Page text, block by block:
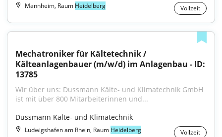
Mannheim, Raum Heidelberg Vollzeit
Mechatroniker für Kältetechnik /
Kälteanlagenbauer (m/w/d) im Anlagenbau - ID:
13785
Wir über uns: Dussmann Kälte- und Klimatechnik GmbH
ist mit über 800 Mitarbeiterinnen und...
Dussmann Kälte- und Klimatechnik
Ludwigshafen am Rhein, Raum Heidelberg Vollzeit